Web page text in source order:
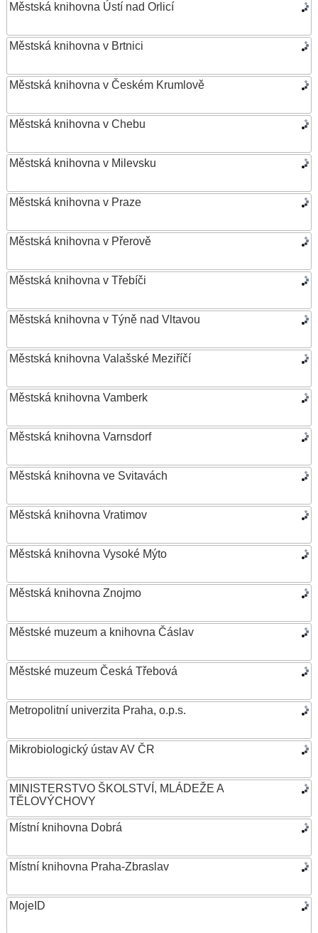
Městská knihovna Ústí nad Orlicí
Městská knihovna v Brtnici
Městská knihovna v Českém Krumlově
Městská knihovna v Chebu
Městská knihovna v Milevsku
Městská knihovna v Praze
Městská knihovna v Přerově
Městská knihovna v Třebíči
Městská knihovna v Týně nad Vltavou
Městská knihovna Valašské Meziříčí
Městská knihovna Vamberk
Městská knihovna Varnsdorf
Městská knihovna ve Svitavách
Městská knihovna Vratimov
Městská knihovna Vysoké Mýto
Městská knihovna Znojmo
Městské muzeum a knihovna Čáslav
Městské muzeum Česká Třebová
Metropolitní univerzita Praha, o.p.s.
Mikrobiologický ústav AV ČR
MINISTERSTVO ŠKOLSTVÍ, MLÁDEŽE A
TĚLOVÝCHOVY
Místní knihovna Dobrá
Místní knihovna Praha-Zbraslav
MojeID